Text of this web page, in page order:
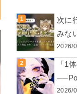
次に
みな
2026/
「1
2026/